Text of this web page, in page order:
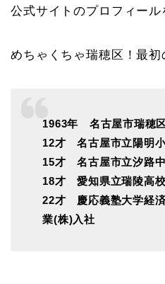
公式サイトのプロフィー
めちゃくちゃ瑞穂区！最初
1963年 名古屋市瑞穂
12才 名古屋市立陽明
15才 名古屋市立汐路
18才 愛知県立瑞陵高
22才 慶応義塾大学経
業(株)入社